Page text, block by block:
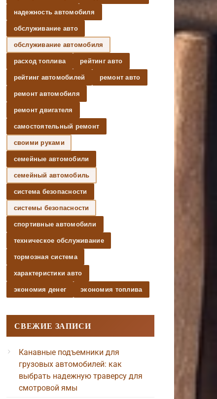
надежность автомобиля
обслуживание авто
обслуживание автомобиля
расход топлива рейтинг авто
рейтинг автомобилей ремонт авто
ремонт автомобиля
ремонт двигателя
самостоятельный ремонт
своими руками
семейные автомобили
семейный автомобиль
система безопасности
системы безопасности
спортивные автомобили
техническое обслуживание
тормозная система
характеристики авто
экономия денег экономия топлива
СВЕЖИЕ ЗАПИСИ
Канавные подъемники для
грузовых автомобилей: как
выбрать надежную траверсу для
смотровой ямы